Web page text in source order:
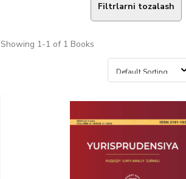
Filtrlarni tozalash
Showing 1-1 of 1 Books